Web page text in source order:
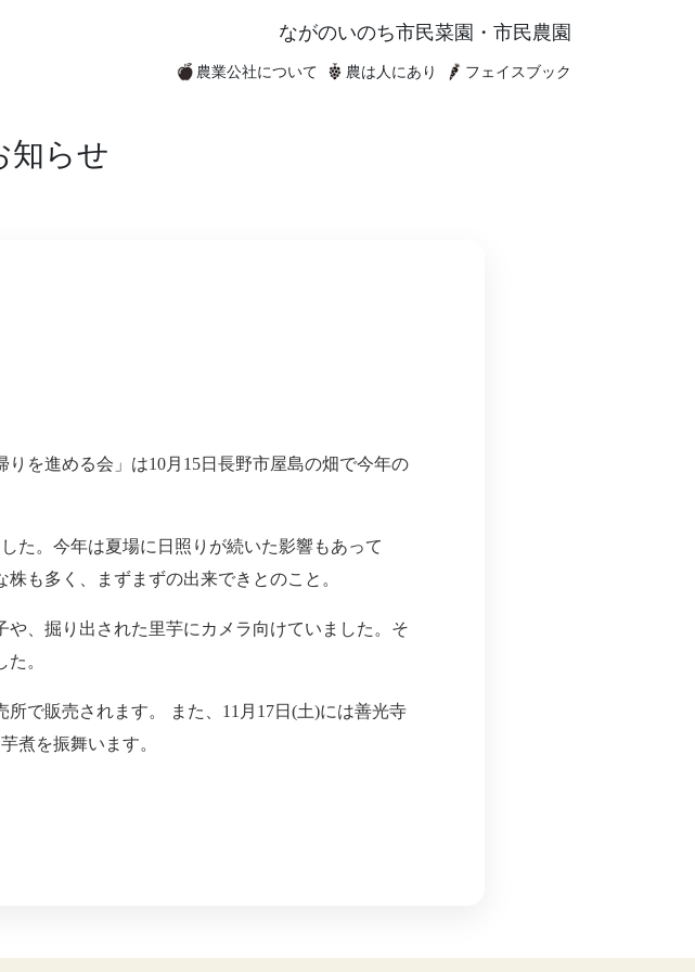
ながのいのち市民菜園・市民農園
農業公社について 農は人にあり フェイスブック
知らせ
を進める会」は10月15日長野市屋島の畑で今年の
た。今年は夏場に日照りが続いた影響もあって
も多く、まずまずの出来できとのこと。
、掘り出された里芋にカメラ向けていました。そ
。
で販売されます。 また、11月17日(土)には善光寺
煮を振舞います。